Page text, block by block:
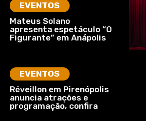
EVENTOS
Mateus Solano
apresenta espetáculo “O
Figurante” em Anápolis
EVENTOS
Réveillon em Pirenópolis
anuncia atrações e
programação, confira